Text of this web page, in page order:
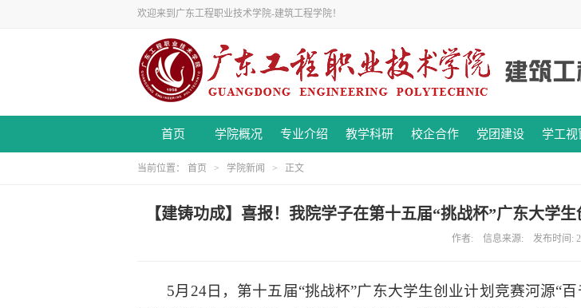
欢迎来到广东工程职业技术学院-建筑工程学院！
首页 学院概况 专业介绍 教学科研 校企合作 党团建设 学工视
当前位置： 首页 > 学院新闻 > 正文
【建铸功成】喜报！我院学子在第十五届“挑战杯”广东大学
作者: 信息来源: 发布时间:
5月24日，第十五届“挑战杯”广东大学生创业计划竞赛河源“